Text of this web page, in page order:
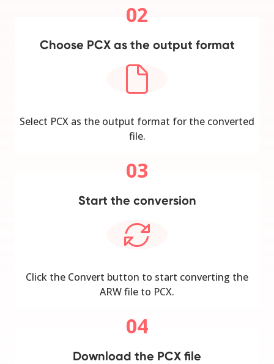
02
Choose PCX as the output format
Select PCX as the output format for the converted
file.
03
Start the conversion
Click the Convert button to start converting the
ARW file to PCX.
04
Download the PCX file